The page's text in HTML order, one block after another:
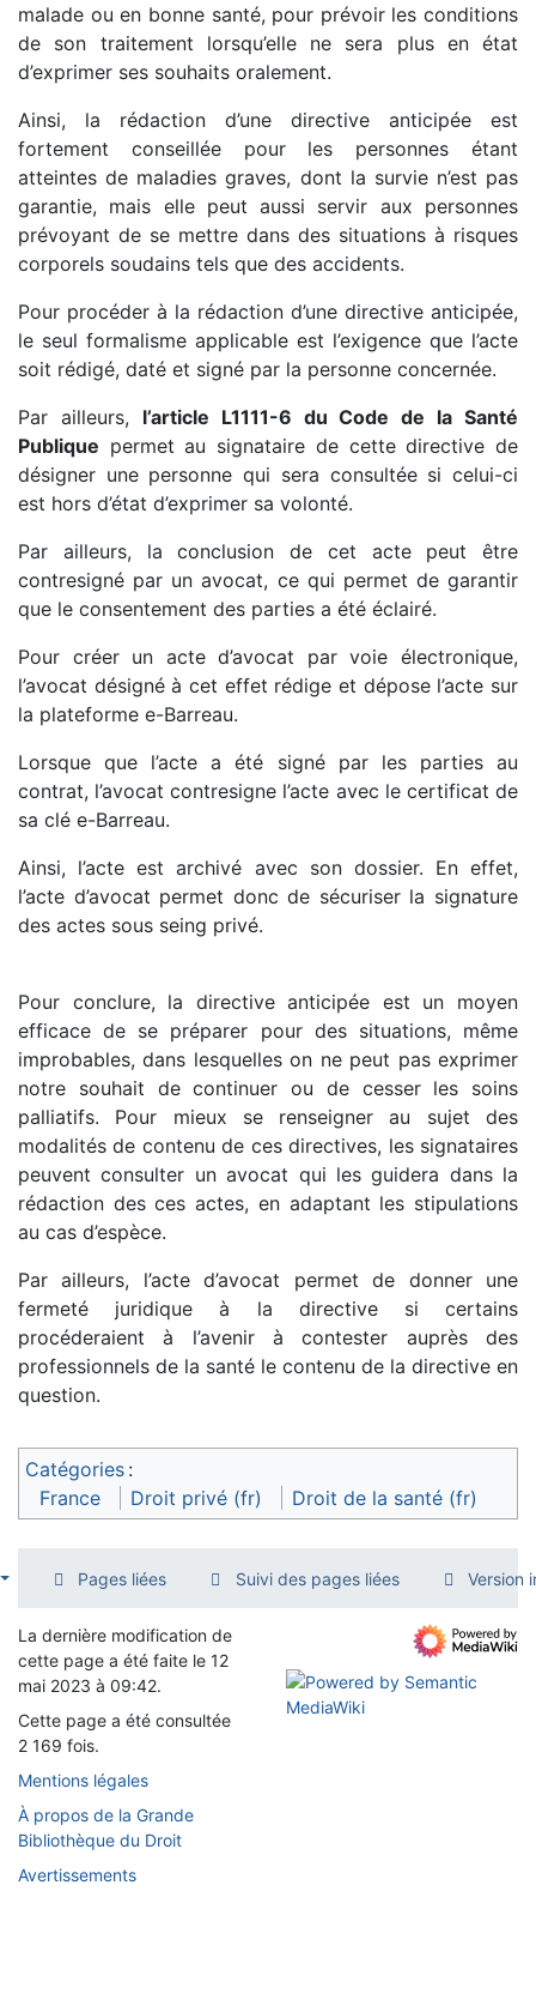
malade ou en bonne santé, pour prévoir les conditions
de son traitement lorsqu’elle ne sera plus en état
d’exprimer ses souhaits oralement.
Ainsi, la rédaction d’une directive anticipée est
fortement conseillée pour les personnes étant
atteintes de maladies graves, dont la survie n’est pas
garantie, mais elle peut aussi servir aux personnes
prévoyant de se mettre dans des situations à risques
corporels soudains tels que des accidents.
Pour procéder à la rédaction d’une directive anticipée,
le seul formalisme applicable est l’exigence que l’acte
soit rédigé, daté et signé par la personne concernée.
Par ailleurs, l’article L1111-6 du Code de la Santé
Publique permet au signataire de cette directive de
désigner une personne qui sera consultée si celui-ci
est hors d’état d’exprimer sa volonté.
Par ailleurs, la conclusion de cet acte peut être
contresigné par un avocat, ce qui permet de garantir
que le consentement des parties a été éclairé.
Pour créer un acte d’avocat par voie électronique,
l’avocat désigné à cet effet rédige et dépose l’acte sur
la plateforme e-Barreau.
Lorsque que l’acte a été signé par les parties au
contrat, l’avocat contresigne l’acte avec le certificat de
sa clé e-Barreau.
Ainsi, l’acte est archivé avec son dossier. En effet,
l’acte d’avocat permet donc de sécuriser la signature
des actes sous seing privé.
Pour conclure, la directive anticipée est un moyen
efficace de se préparer pour des situations, même
improbables, dans lesquelles on ne peut pas exprimer
notre souhait de continuer ou de cesser les soins
palliatifs. Pour mieux se renseigner au sujet des
modalités de contenu de ces directives, les signataires
peuvent consulter un avocat qui les guidera dans la
rédaction des ces actes, en adaptant les stipulations
au cas d’espèce.
Par ailleurs, l’acte d’avocat permet de donner une
fermeté juridique à la directive si certains
procéderaient à l’avenir à contester auprès des
professionnels de la santé le contenu de la directive en
question.
Catégories :
France
Droit privé (fr) Droit de la santé (fr)
Pages liées Suivi des pages liées Version
La dernière modification de
cette page a été faite le 12
mai 2023 à 09:42.
Cette page a été consultée
2 169 fois.
Mentions légales
À propos de la Grande
Bibliothèque du Droit
Avertissements